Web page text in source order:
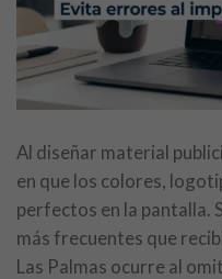
Al diseñar material
en que los colores,
perfectos en la pantalla.
más frecuentes que
Las Palmas ocurre al